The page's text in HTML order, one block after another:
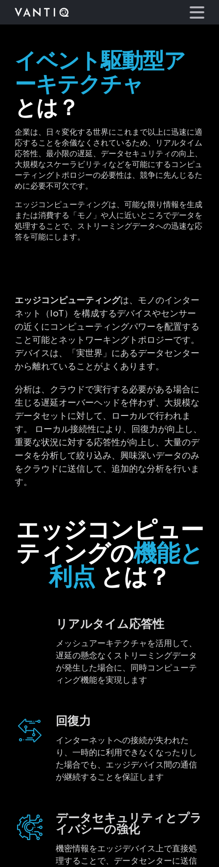
プラットフォーム
事業内容
パートナーシップ
お役立ち情報
会社情報
言語
イベント駆動型ア
ーキテクチャ
とは？
企業は、日々変化する世界にこれまで以上に迅速に適
応することを余儀なくされているため、リアルタイム
応答性、最小限の遅延、データセキュリティの向上、
大規模なスケーラビリティなどを可能にするコンピュ
ーティングトポロジーの必要性は、競争に先んじるた
めに必要不可欠です。
エッジコンピューティングは、可能な限り情報を生成
または消費する「モノ」や人に近いところでデータを
処理することで、ストリーミングデータへの迅速な応
答を可能にします。
エッジコンピューティングは、モノのインター
ネット（IoT）を構成するデバイスやセンサー
の近くにコンピューティングパワーを配置する
こと可能とネットワーキングトポロジーです。
デバイスは、「実世界」にあるデータセンター
から離れていることがよくあります。
分析は、クラウドで実行する必要がある場合に
生じる遅延オーバーヘッドを伴わず、大規模な
データセットに対して、ローカルで行われま
す。 ローカル接続性により、回復力が向上し、
重要な状況に対する応答性が向上し、大量のデ
ータを分析して絞り込み、興味深いデータのみ
をクラウドに送信して、追加的な分析を行いま
す。
エッジコンピュー
ティングの機能と
利点 とは？
リアルタイム応答性
メッシュアーキテクチャを活用して、
遅延の懸念なくストリーミングデータ
が発生した場合に、同時コンピューテ
ィング機能を実現します
回復力
インターネットへの接続が失われた
り、一時的に利用できなくなったりし
た場合でも、エッジデバイス間の通信
が継続することを保証します
データセキュリティとプラ
イバシーの強化
機密情報をエッジデバイス上で直接処
理することで、データセンターに送信